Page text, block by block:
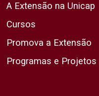
A Extensão na Unicap
Cursos
Promova a Extensão
Programas e Projetos